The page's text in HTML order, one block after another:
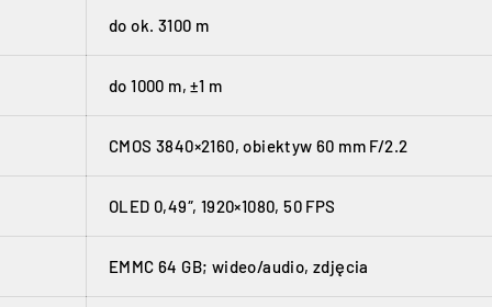
do ok. 3100 m
do 1000 m, ±1 m
CMOS 3840×2160, obiektyw 60 mm F/2.2
OLED 0,49″, 1920×1080, 50 FPS
EMMC 64 GB; wideo/audio, zdjęcia